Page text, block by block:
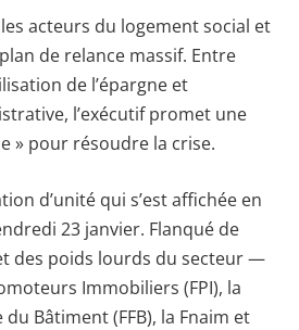
acteurs du logement social et
de relance massif. Entre
de l’épargne et
l’exécutif promet une
» pour résoudre la crise.
d’unité qui s’est affichée en
23 janvier. Flanqué de
des poids lourds du secteur —
Immobiliers (FPI), la
Bâtiment (FFB), la Fnaim et